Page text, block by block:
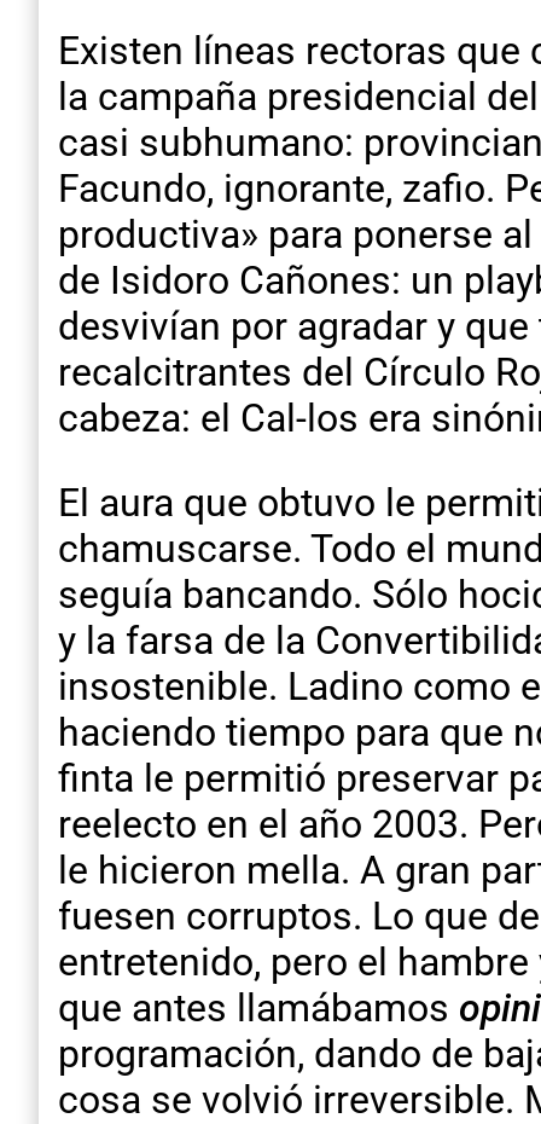
Existen líneas rectoras que
la campaña presidencial
casi subhumano:
Facundo, ignorante, zafio.
productiva» para ponerse
de Isidoro Cañones: un
desvivían por agradar y
recalcitrantes del Círculo
cabeza: el Cal-los era
El aura que obtuvo le
chamuscarse. Todo el
seguía bancando. Sólo
y la farsa de la
insostenible. Ladino como
haciendo tiempo para que
finta le permitió preservar
reelecto en el año 2003.
le hicieron mella. A gran
fuesen corruptos. Lo que
entretenido, pero el
que antes llamábamos
programación, dando de
cosa se volvió irreversible.